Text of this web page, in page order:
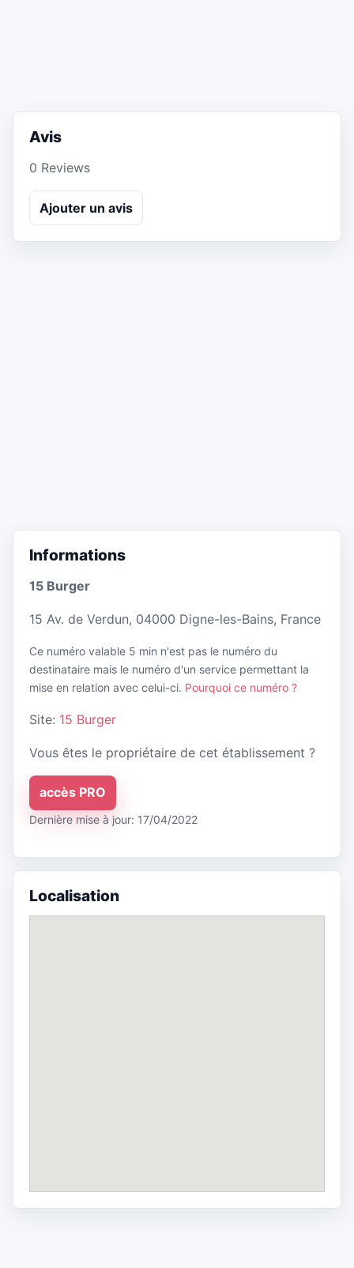
Avis
0 Reviews
Ajouter un avis
Informations
15 Burger
15 Av. de Verdun, 04000 Digne-les-Bains, France
Ce numéro valable 5 min n'est pas le numéro du
destinataire mais le numéro d'un service permettant la
mise en relation avec celui-ci. Pourquoi ce numéro ?
Site: 15 Burger
Vous êtes le propriétaire de cet établissement ?
accès PRO
Dernière mise à jour: 17/04/2022
Localisation